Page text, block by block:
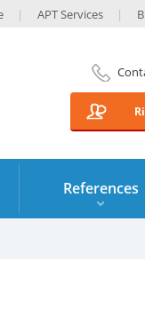
APT Services
References